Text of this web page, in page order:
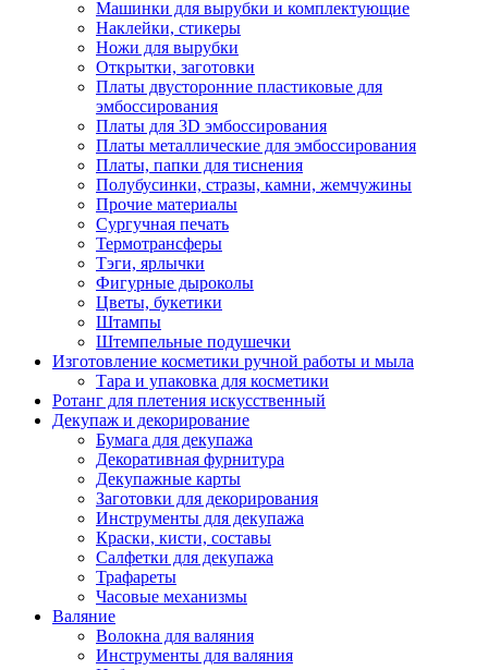
Машинки для вырубки и комплектующие
Наклейки, стикеры
Ножи для вырубки
Открытки, заготовки
Платы двусторонние пластиковые для
эмбоссирования
Платы для 3D эмбоссирования
Платы металлические для эмбоссирования
Платы, папки для тиснения
Полубусинки, стразы, камни, жемчужины
Прочие материалы
Сургучная печать
Термотрансферы
Тэги, ярлычки
Фигурные дыроколы
Цветы, букетики
Штампы
Штемпельные подушечки
Изготовление косметики ручной работы и мыла
Тара и упаковка для косметики
Ротанг для плетения искусственный
Декупаж и декорирование
Бумага для декупажа
Декоративная фурнитура
Декупажные карты
Заготовки для декорирования
Инструменты для декупажа
Краски, кисти, составы
Салфетки для декупажа
Трафареты
Часовые механизмы
Валяние
Волокна для валяния
Инструменты для валяния